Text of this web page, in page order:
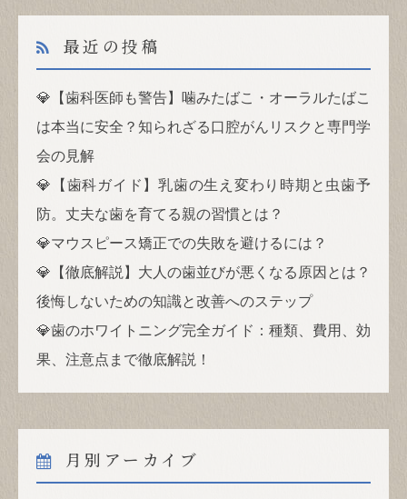
最近の投稿
💎【歯科医師も警告】噛みたばこ・オーラルたばこ
は本当に安全？知られざる口腔がんリスクと専門学
会の見解
💎【歯科ガイド】乳歯の生え変わり時期と虫歯予
防。丈夫な歯を育てる親の習慣とは？
💎マウスピース矯正での失敗を避けるには？
💎【徹底解説】大人の歯並びが悪くなる原因とは？
後悔しないための知識と改善へのステップ
💎歯のホワイトニング完全ガイド：種類、費用、効
果、注意点まで徹底解説！
月別アーカイブ